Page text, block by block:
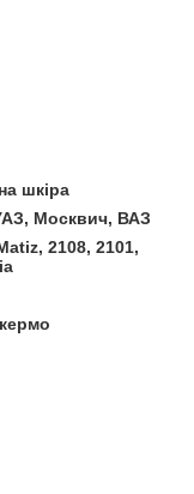
шкіра
Москвич, ВАЗ
2108, 2101,